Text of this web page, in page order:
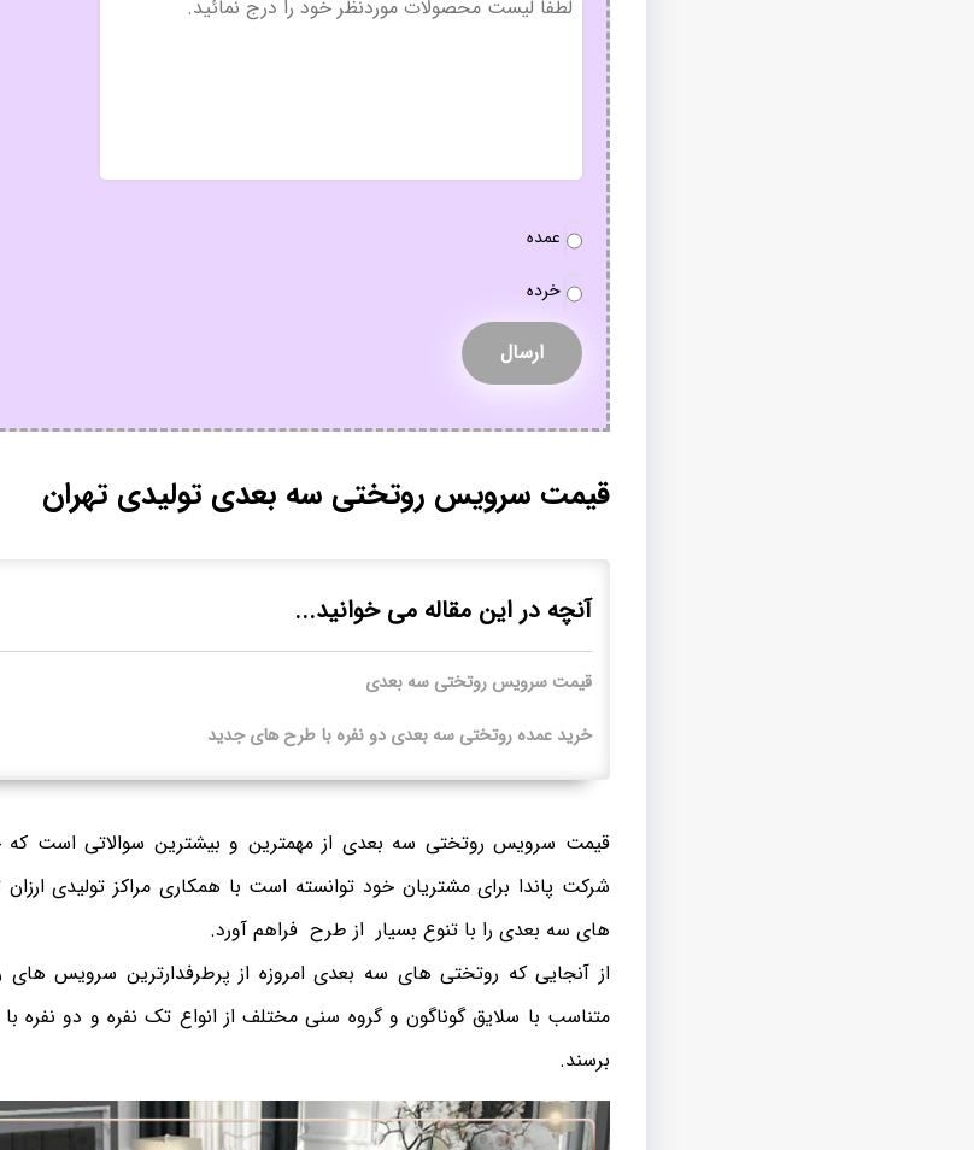
عنوان
نوع
عمده
خرده
قیمت سرویس روتختی سه بعدی تولیدی تهران
آنچه در این مقاله می خوانید...
قیمت سرویس روتختی سه بعدی
خرید عمده روتختی سه بعدی دو نفره با طرح های جدید
قیمت سرویس روتختی سه بعدی از مهمترین و بیشترین سوالاتی است که
شرکت پاندا برای مشتریان خود توانسته است با همکاری مراکز تولیدی
های سه بعدی را با تنوع بسیار از طرح فراهم آورد.
از آنجایی که روتختی های سه بعدی امروزه از پرطرفدارترین سرویس های
متناسب با سلایق گوناگون و گروه سنی مختلف از انواع تک نفره و دو نفره
برسند.